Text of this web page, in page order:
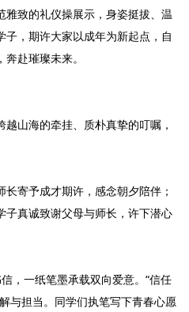
致的礼仪操展示，身姿挺拔、温
，期许大家以成年为新起点，自
赴璀璨未来。
山海的牵挂、质朴真挚的叮嘱，
寄予成才期许，感念朝夕陪伴；
真诚致谢父母与师长，许下潜心
，一纸笔墨承载双向爱意。“信任
与担当。同学们执笔写下青春心愿